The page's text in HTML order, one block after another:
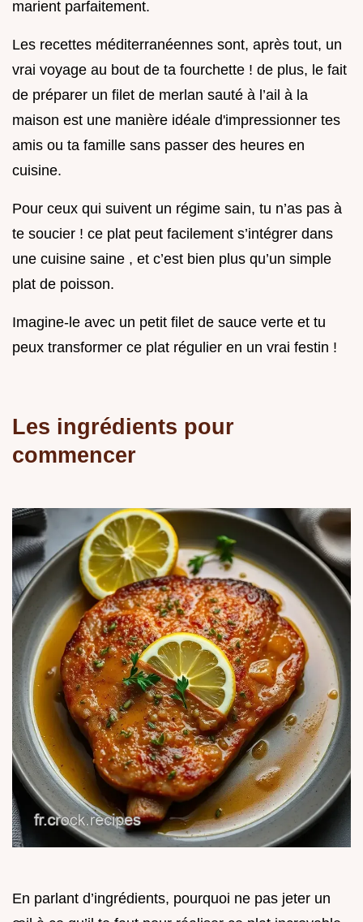
marient parfaitement.
Les recettes méditerranéennes sont, après tout, un
vrai voyage au bout de ta fourchette ! de plus, le fait
de préparer un filet de merlan sauté à l’ail à la
maison est une manière idéale d'impressionner tes
amis ou ta famille sans passer des heures en
cuisine.
Pour ceux qui suivent un régime sain, tu n’as pas à
te soucier ! ce plat peut facilement s’intégrer dans
une cuisine saine , et c’est bien plus qu’un simple
plat de poisson.
Imagine-le avec un petit filet de sauce verte et tu
peux transformer ce plat régulier en un vrai festin !
Les ingrédients pour
commencer
En parlant d’ingrédients, pourquoi ne pas jeter un